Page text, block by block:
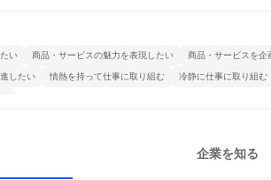
い 商品・サービスの魅力を表現したい 商品・サービスを企
したい 情熱を持って仕事に取り組む 冷静に仕事に取り組む
企業を知る